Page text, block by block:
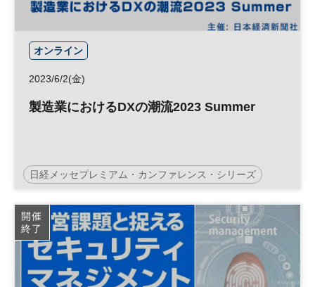
オンライン
2023/6/2(金)
製造業におけるDXの潮流2023 Summer
日経メッセプレミアム・カンファレンス・シリーズ
DX 参加無料
プレミアム・カンファレンス・シリーズ
開催
終了